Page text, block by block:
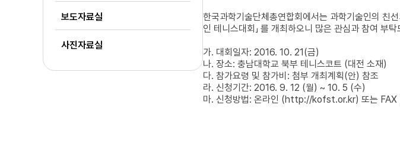
보도자료실
사진자료실
한국과학기술단체총연합회에서는 과학기술인의 친
인 테니스대회」 를 개최하오니 많은 관심과 참여 부탁
가. 대회일자: 2016. 10. 21(금)
나. 장소: 충남대학교 북부 테니스코트 (대전 소재)
다. 참가요령 및 참가비: 첨부 개최계획(안) 참조
라. 신청기간: 2016. 9. 12 (월) ~ 10. 5 (수)
마. 신청방법: 온라인 (http://kofst.or.kr) 또는